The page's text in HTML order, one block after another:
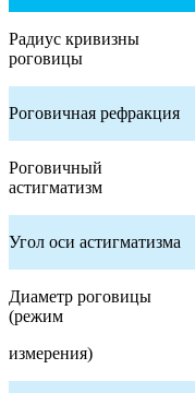
Радиус кривизны
роговицы
Роговичная рефракция
Роговичный
астигматизм
Угол оси астигматизма
Диаметр роговицы
(режим
измерения)